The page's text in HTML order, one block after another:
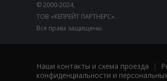
© 2000-2024,
ТОВ «КЕПРЕЙТ ПАРТНЕРС».
Все права защищены.
Наши контакты и схема проезда |
конфиденциальности и